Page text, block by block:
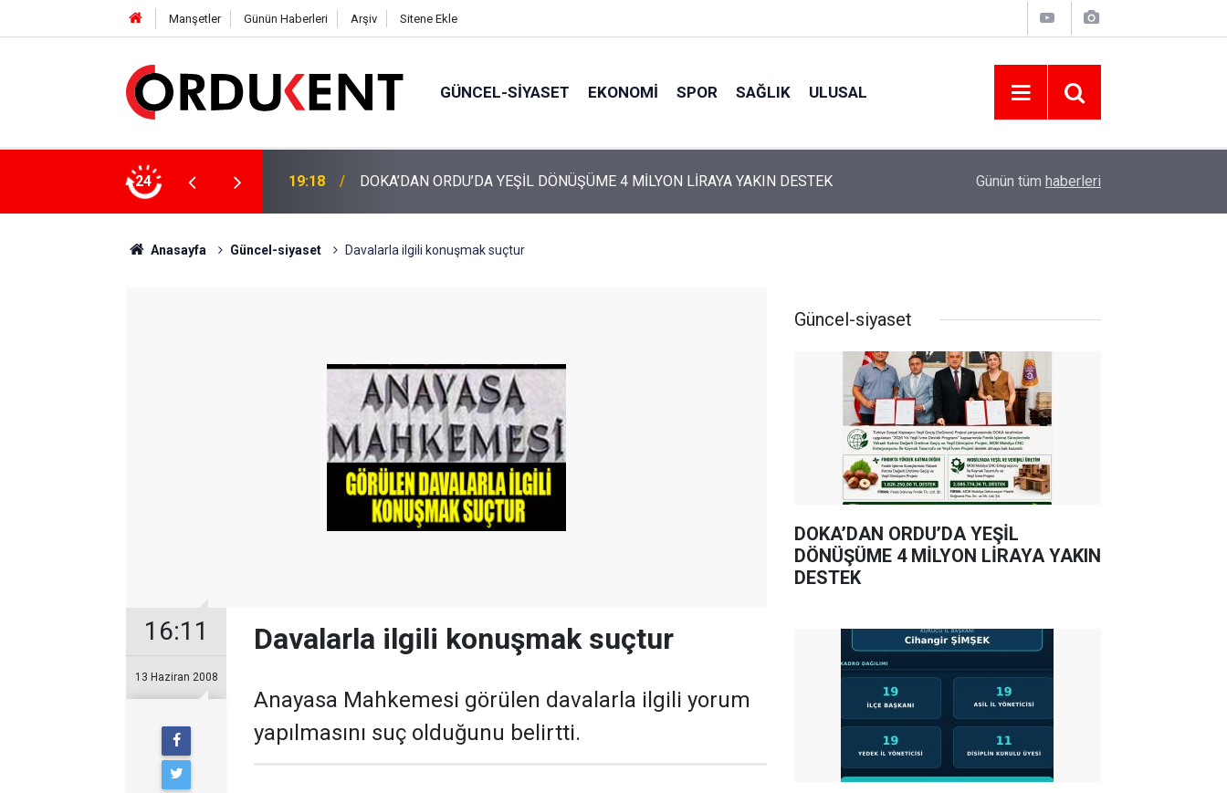
Manşetler Günün Haberleri Arşiv Sitene Ekle
GÜNCEL-SIYASET EKONOMI SPOR SAĞLIK ULUSAL
24
4 MİLYON LİRAYA YAKIN DESTEK 12:46 YENİ PARTİ’NİN ORDU’DAKİ 69 KİŞİLİK KURUCU KADROSU AÇIKLANDI YENİ PARTİ ALTINORDU’DA KURUCU
Günün tüm haberleri
Anasayfa Güncel-siyaset Davalarla ilgili konuşmak suçtur
16:11
13 Haziran 2008
Davalarla ilgili konuşmak suçtur
Anayasa Mahkemesi görülen davalarla ilgili yorum
yapılmasını suç olduğunu belirtti.
Güncel-siyaset
DOKA’DAN ORDU’DA YEŞİL
DÖNÜŞÜME 4 MİLYON LİRAYA YAKIN
DESTEK